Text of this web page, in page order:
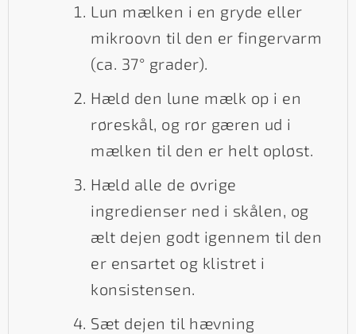
Lun mælken i en gryde eller
mikroovn til den er fingervarm
(ca. 37° grader).
Hæld den lune mælk op i en
røreskål, og rør gæren ud i
mælken til den er helt opløst.
Hæld alle de øvrige
ingredienser ned i skålen, og
ælt dejen godt igennem til den
er ensartet og klistret i
konsistensen.
Sæt dejen til hævning